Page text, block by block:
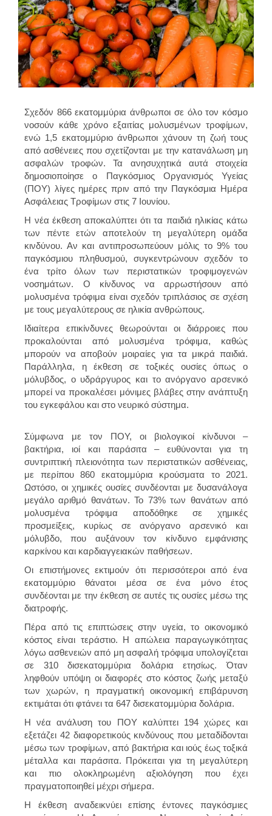
Σχεδόν 866 εκατομμύρια άνθρωποι σε όλο τον κόσμο
νοσούν κάθε χρόνο εξαιτίας μολυσμένων τροφίμων,
ενώ 1,5 εκατομμύριο άνθρωποι χάνουν τη ζωή τους
από ασθένειες που σχετίζονται με την κατανάλωση μη
ασφαλών τροφών. Τα ανησυχητικά αυτά στοιχεία
δημοσιοποίησε ο Παγκόσμιος Οργανισμός Υγείας
(ΠΟΥ) λίγες ημέρες πριν από την Παγκόσμια Ημέρα
Ασφάλειας Τροφίμων στις 7 Ιουνίου.
Η νέα έκθεση αποκαλύπτει ότι τα παιδιά ηλικίας κάτω
των πέντε ετών αποτελούν τη μεγαλύτερη ομάδα
κινδύνου. Αν και αντιπροσωπεύουν μόλις το 9% του
παγκόσμιου πληθυσμού, συγκεντρώνουν σχεδόν το
ένα τρίτο όλων των περιστατικών τροφιμογενών
νοσημάτων. Ο κίνδυνος να αρρωστήσουν από
μολυσμένα τρόφιμα είναι σχεδόν τριπλάσιος σε σχέση
με τους μεγαλύτερους σε ηλικία ανθρώπους.
Ιδιαίτερα επικίνδυνες θεωρούνται οι διάρροιες που
προκαλούνται από μολυσμένα τρόφιμα, καθώς
μπορούν να αποβούν μοιραίες για τα μικρά παιδιά.
Παράλληλα, η έκθεση σε τοξικές ουσίες όπως ο
μόλυβδος, ο υδράργυρος και το ανόργανο αρσενικό
μπορεί να προκαλέσει μόνιμες βλάβες στην ανάπτυξη
του εγκεφάλου και στο νευρικό σύστημα.
Σύμφωνα με τον ΠΟΥ, οι βιολογικοί κίνδυνοι –
βακτήρια, ιοί και παράσιτα – ευθύνονται για τη
συντριπτική πλειονότητα των περιστατικών ασθένειας,
με περίπου 860 εκατομμύρια κρούσματα το 2021.
Ωστόσο, οι χημικές ουσίες συνδέονται με δυσανάλογα
μεγάλο αριθμό θανάτων. Το 73% των θανάτων από
μολυσμένα τρόφιμα αποδόθηκε σε χημικές
προσμείξεις, κυρίως σε ανόργανο αρσενικό και
μόλυβδο, που αυξάνουν τον κίνδυνο εμφάνισης
καρκίνου και καρδιαγγειακών παθήσεων.
Οι επιστήμονες εκτιμούν ότι περισσότεροι από ένα
εκατομμύριο θάνατοι μέσα σε ένα μόνο έτος
συνδέονται με την έκθεση σε αυτές τις ουσίες μέσω της
διατροφής.
Πέρα από τις επιπτώσεις στην υγεία, το οικονομικό
κόστος είναι τεράστιο. Η απώλεια παραγωγικότητας
λόγω ασθενειών από μη ασφαλή τρόφιμα υπολογίζεται
σε 310 δισεκατομμύρια δολάρια ετησίως. Όταν
ληφθούν υπόψη οι διαφορές στο κόστος ζωής μεταξύ
των χωρών, η πραγματική οικονομική επιβάρυνση
εκτιμάται ότι φτάνει τα 647 δισεκατομμύρια δολάρια.
Η νέα ανάλυση του ΠΟΥ καλύπτει 194 χώρες και
εξετάζει 42 διαφορετικούς κινδύνους που μεταδίδονται
μέσω των τροφίμων, από βακτήρια και ιούς έως τοξικά
μέταλλα και παράσιτα. Πρόκειται για τη μεγαλύτερη
και πιο ολοκληρωμένη αξιολόγηση που έχει
πραγματοποιηθεί μέχρι σήμερα.
Η έκθεση αναδεικνύει επίσης έντονες παγκόσμιες